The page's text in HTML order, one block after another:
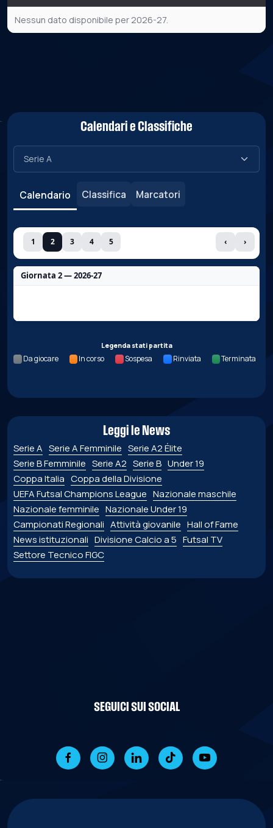
Nessun dato disponibile per 2026-27.
Calendari e Classifiche
Calendario Classifica Marcatori
1 2 3 4 5 ‹ ›
Giornata 2 — 2026-27
Legenda stati partita
Da giocare In corso Sospesa Rinviata Terminata
Leggi le News
Serie A Serie A Femminile Serie A2 Élite
Serie B Femminile Serie A2 Serie B Under 19
Coppa Italia Coppa della Divisione
UEFA Futsal Champions League Nazionale maschile
Nazionale femminile Nazionale Under 19
Campionati Regionali Attività giovanile Hall of Fame
News istituzionali Divisione Calcio a 5 Futsal TV
Settore Tecnico FIGC
SEGUICI SUI SOCIAL